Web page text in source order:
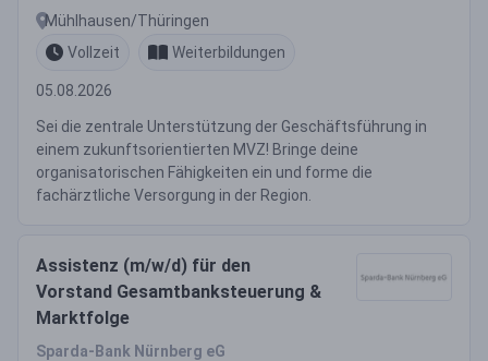
Mühlhausen/Thüringen
Vollzeit
Weiterbildungen
05.08.2026
Sei die zentrale Unterstützung der Geschäftsführung in
einem zukunftsorientierten MVZ! Bringe deine
organisatorischen Fähigkeiten ein und forme die
fachärztliche Versorgung in der Region.
Assistenz (m/w/d) für den
Vorstand Gesamtbanksteuerung &
Marktfolge
Sparda-Bank Nürnberg eG